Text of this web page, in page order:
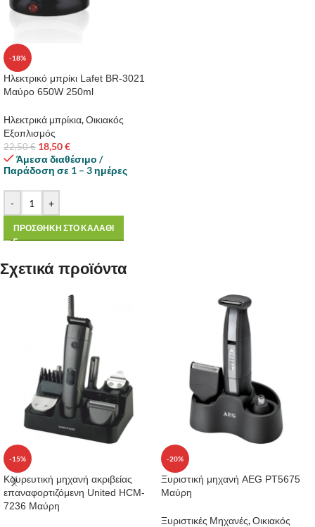
-18%
Ηλεκτρικό μπρίκι Lafet BR-3021
Μαύρο 650W 250ml
Ηλεκτρικά μπρίκια,Οικιακός
Εξοπλισμός
22,50€ 18,50€
Άμεσα διαθέσιμο /
Παράδοση σε 1 – 3 ημέρες
- +
ΠΡΟΣΘΗΚΗ ΣΤΟ ΚΑΛΑΘΙ
Σχετικά προϊόντα
-15%
Κουρευτική μηχανή ακριβείας
επαναφορτιζόμενη United HCM-
7236 Μαύρη
-20%
Ξυριστική μηχανή AEG PT5675
Μαύρη
Ξυριστικές Μηχανές,Οικιακός